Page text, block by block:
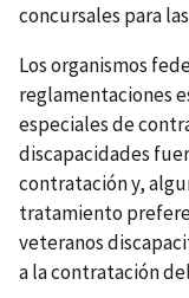
concursales para
Los organismos
reglamentaciones
especiales de
discapacidades
contratación y,
tratamiento
veteranos
a la contratación